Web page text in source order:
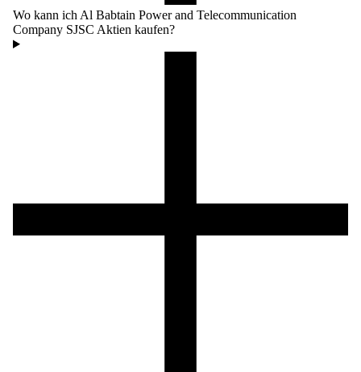
Wo kann ich Al Babtain Power and Telecommunication
Company SJSC Aktien kaufen?